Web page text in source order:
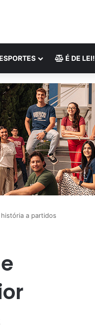
É DE LEI!
história a partidos